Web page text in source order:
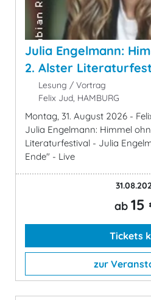
Julia Engelmann:
2. Alster
Lesung / Vortrag
Felix Jud, HAMBURG
Montag, 31. August 2026 -
Julia Engelmann: Himmel
Literaturfestival - Julia
Ende" - Live
ab 15
Tickets
zur